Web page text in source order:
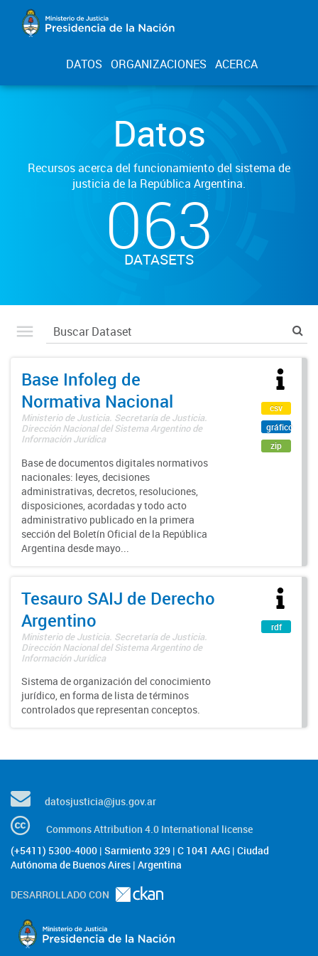
DATOS ORGANIZACIONES ACERCA
Datos
Recursos acerca del funcionamiento del sistema de
justicia de la República Argentina.
063
DATASETS
Base Infoleg de
Normativa Nacional
Ministerio de Justicia. Secretaría de Justicia.
Dirección Nacional del Sistema Argentino de
Información Jurídica
Base de documentos digitales normativos
nacionales: leyes, decisiones
administrativas, decretos, resoluciones,
disposiciones, acordadas y todo acto
administrativo publicado en la primera
sección del Boletín Oficial de la República
Argentina desde mayo...
csv
gráfico
zip
Tesauro SAIJ de Derecho
Argentino
Ministerio de Justicia. Secretaría de Justicia.
Dirección Nacional del Sistema Argentino de
Información Jurídica
Sistema de organización del conocimiento
jurídico, en forma de lista de términos
controlados que representan conceptos.
rdf
datosjusticia@jus.gov.ar
Commons Attribution 4.0 International license
(+5411) 5300-4000 | Sarmiento 329 | C 1041 AAG | Ciudad
Autónoma de Buenos Aires | Argentina
DESARROLLADO CON